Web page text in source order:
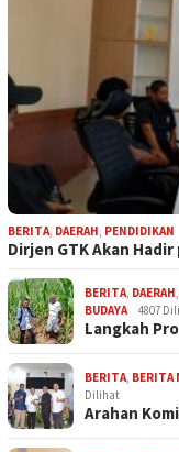
BERITA DAERAH PENDIDIKAN
Dirjen GTK Akan
BERITA DAERAH
BUDAYA
4807
Langkah
BERITA BERITA
Dilihat
Arahan